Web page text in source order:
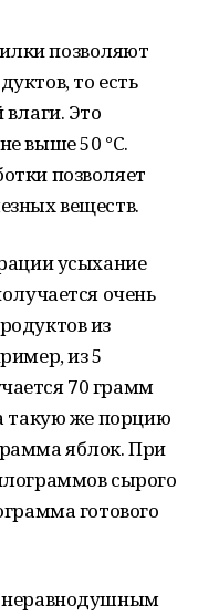
позволяют
то есть
Это
выше 50 °С.
позволяет
веществ.
усыхание
очень
из
из 5
70 грамм
такую же порцию
яблок. При
сырого
готового
неравнодушным